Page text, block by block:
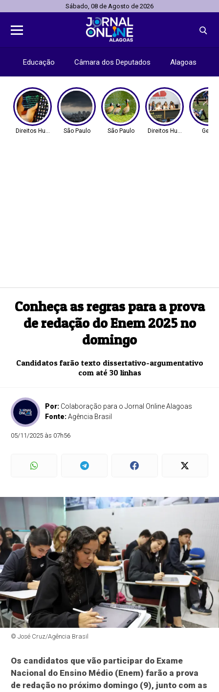
Sábado, 08 de Agosto de 2026
Educação Câmara dos Deputados Alagoas
Direitos HumanosSão Paulo São Paulo Direitos Humanos Geral
Conheça as regras para a prova
de redação do Enem 2025 no
domingo
Candidatos farão texto dissertativo-argumentativo
com até 30 linhas
Por: Colaboração para o Jornal Online Alagoas
Fonte:Agência Brasil
05/11/2025 às 07h56
© José Cruz/Agência Brasil
Os candidatos que vão participar do Exame
Nacional do Ensino Médio (Enem) farão a prova
de redação no próximo domingo (9), junto com as